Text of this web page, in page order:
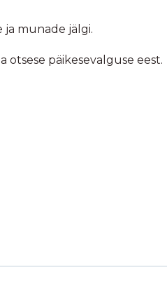
ja munade jälgi.
otsese päikesevalguse eest.